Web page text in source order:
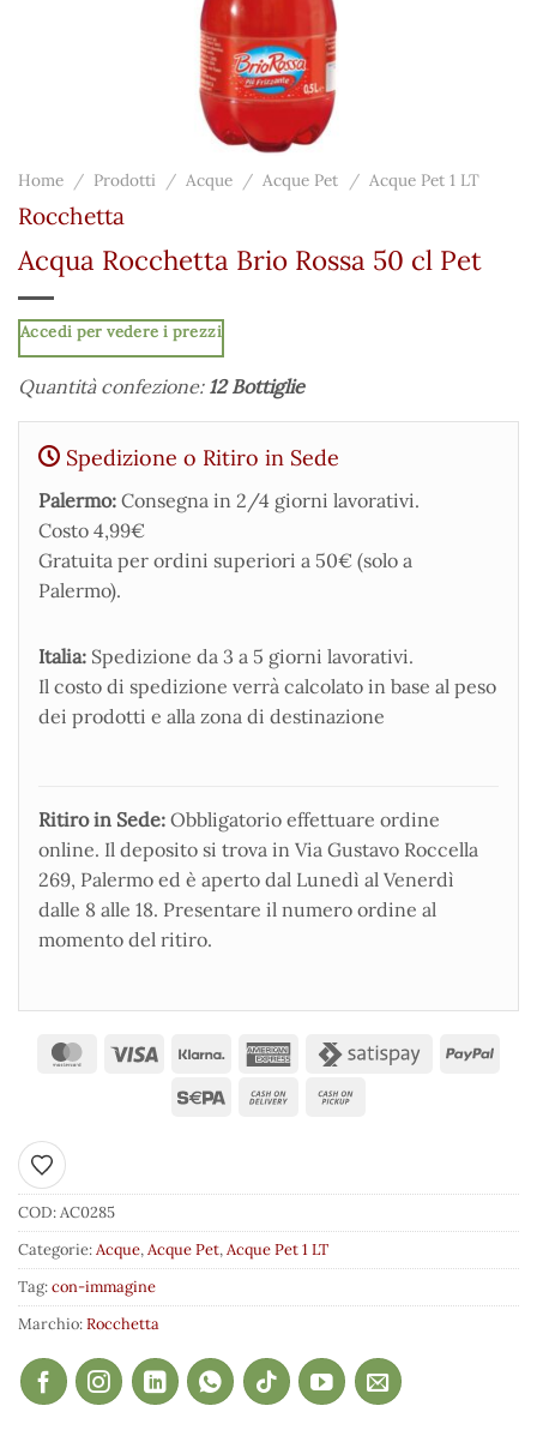
Home / Prodotti / Acque / Acque Pet / Acque Pet 1 LT
Rocchetta
Acqua Rocchetta Brio Rossa 50 cl Pet
Accedi per vedere i prezzi
Quantità confezione: 12 Bottiglie
Spedizione o Ritiro in Sede
Palermo: Consegna in 2/4 giorni lavorativi.
Costo 4,99€
Gratuita per ordini superiori a 50€ (solo a
Palermo).
Italia: Spedizione da 3 a 5 giorni lavorativi.
Il costo di spedizione verrà calcolato in base al peso
dei prodotti e alla zona di destinazione
Ritiro in Sede: Obbligatorio effettuare ordine
online. Il deposito si trova in Via Gustavo Roccella
269, Palermo ed è aperto dal Lunedì al Venerdì
dalle 8 alle 18. Presentare il numero ordine al
momento del ritiro.
Aggiungi ai preferiti
COD:AC0285
Categorie:Acque,Acque Pet,Acque Pet 1 LT
Tag:con-immagine
Marchio:Rocchetta